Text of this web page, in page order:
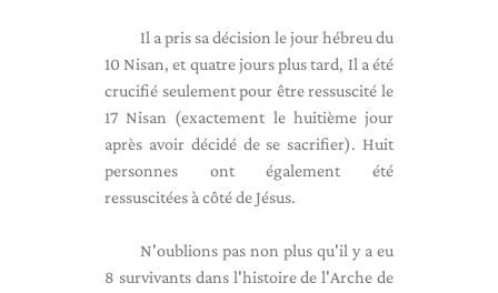
Il a pris sa décision le jour hébreu du
10 Nisan, et quatre jours plus tard, Il a été
crucifié seulement pour être ressuscité le
17 Nisan (exactement le huitième jour
après avoir décidé de se sacrifier). Huit
personnes ont également été
ressuscitées à côté de Jésus.
N'oublions pas non plus qu'il y a eu
8 survivants dans l'histoire de l'Arche de